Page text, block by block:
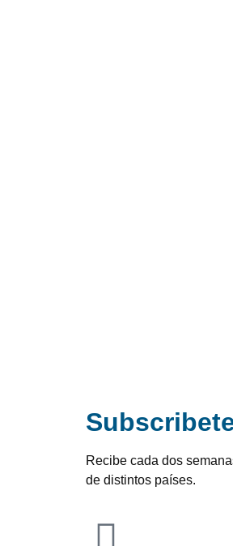
Recibe cada dos
de distintos países.